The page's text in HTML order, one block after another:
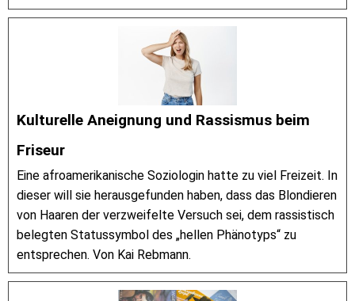
Kulturelle Aneignung und Rassismus beim
Friseur
Eine afroamerikanische Soziologin hatte zu viel Freizeit. In
dieser will sie herausgefunden haben, dass das Blondieren
von Haaren der verzweifelte Versuch sei, dem rassistisch
belegten Statussymbol des „hellen Phänotyps“ zu
entsprechen. Von Kai Rebmann.